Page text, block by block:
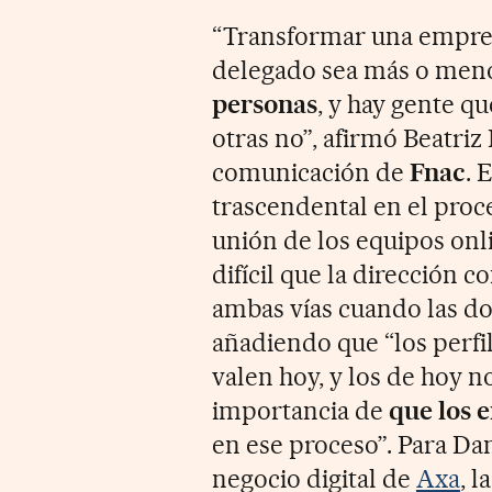
“Transformar una
delegado sea más o
personas, y hay gente
otras no”, afirmó
comunicación deFnac.
trascendental en el
unión de los equipos
difícil que la dirección
ambas vías cuando las
añadiendo que “los
valen hoy, y los de hoy
importancia deque los
en ese proceso”. Para
negocio digital de Axa,